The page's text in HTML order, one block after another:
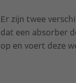
Er zijn twee
dat een absorber
op en voert deze